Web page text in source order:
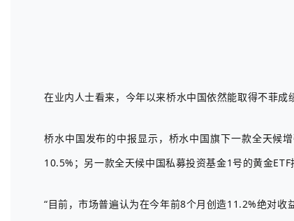
在业内人士看来，今年以来桥水中国依然能取得不菲成
桥水中国发布的中报显示，桥水中国旗下一款全天候
10.5%；另一款全天候中国私募投资基金1号的黄金ETF
“目前，市场普遍认为在今年前8个月创造11.2%绝对